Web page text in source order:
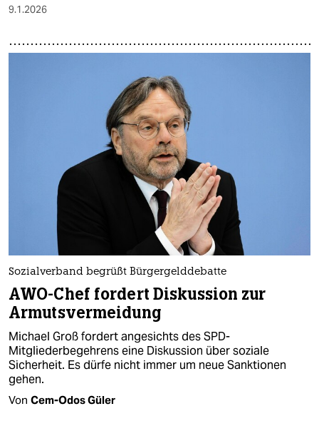
9.1.2026
Sozialverband begrüßt Bürgergelddebatte
AWO-Chef fordert Diskussion zur
Armutsvermeidung
Michael Groß fordert angesichts des SPD-
Mitgliederbegehrens eine Diskussion über soziale
Sicherheit. Es dürfe nicht immer um neue Sanktionen
gehen.
Von Cem-Odos Güler